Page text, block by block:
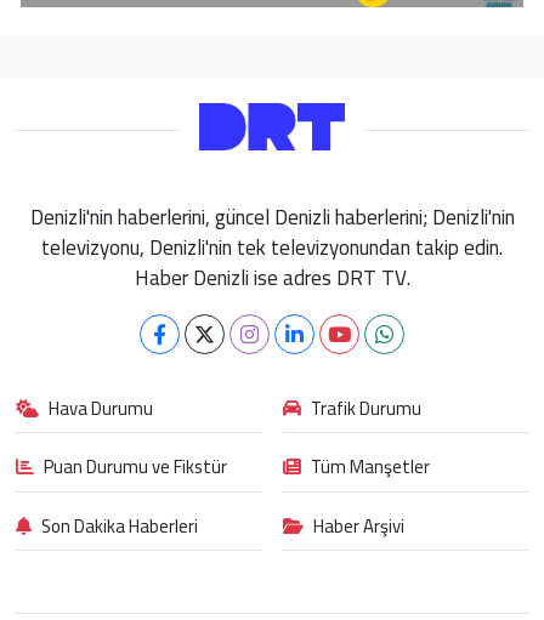
Denizli'nin haberlerini, güncel Denizli haberlerini; Denizli'nin
televizyonu, Denizli'nin tek televizyonundan takip edin.
Haber Denizli ise adres DRT TV.
Hava Durumu
Trafik Durumu
Puan Durumu ve Fikstür
Tüm Manşetler
Son Dakika Haberleri
Haber Arşivi